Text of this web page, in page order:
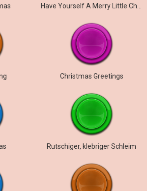
Christmas Greetings
Rutschiger, klebriger Schleim